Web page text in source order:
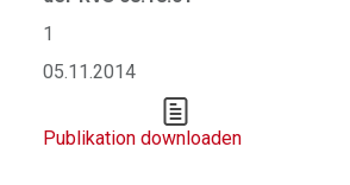
1
05.11.2014
Publikation downloaden